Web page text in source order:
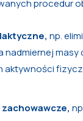
procedur
np.
nadmiernej masy
aktywności